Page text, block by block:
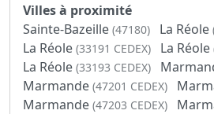
Villes à proximité
Sainte-Bazeille (47180) La Réole
La Réole (33191 CEDEX) La Réole
La Réole (33193 CEDEX)
Marmande (47201 CEDEX)
Marmande (47203 CEDEX)